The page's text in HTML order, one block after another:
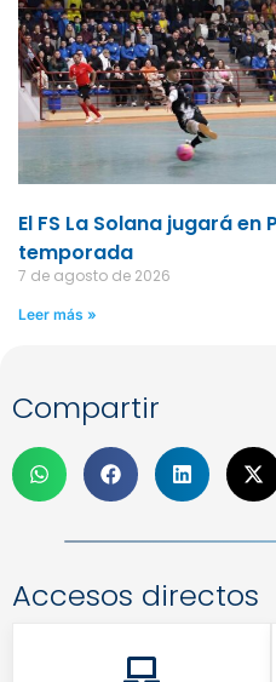
El FS La Solana jugará
temporada
7 de agosto de 2026
Leer más »
Compartir
Accesos directos